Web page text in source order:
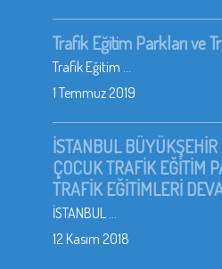
Trafik Eğitim Parkları ve
Trafik Eğitim ...
1 Temmuz 2019
İSTANBUL
ÇOCUK TRAFİK EĞİTİM
TRAFİK EĞİTİMLERİ
İSTANBUL ...
12 Kasım 2018